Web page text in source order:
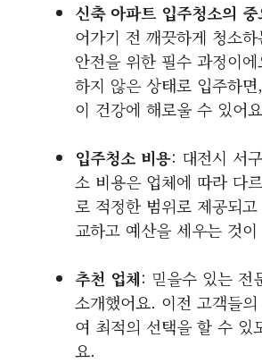
신축 아파트 입주청소의 중
어가기 전 깨끗하게 청소
안전을 위한 필수 과정이
하지 않은 상태로 입주하
이 건강에 해로울 수 있어
입주청소 비용: 대전시 서
소 비용은 업체에 따라 다
로 적정한 범위로 제공되
교하고 예산을 세우는 것
추천 업체: 믿을수 있는 전
소개했어요. 이전 고객들
여 최적의 선택을 할 수 있
요.